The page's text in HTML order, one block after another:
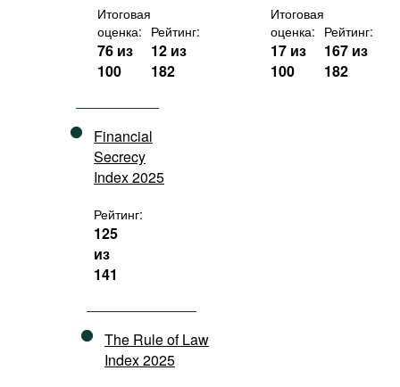
Подкасты
Книжная полка
Итоговая
оценка:
76 из
100
Рейтинг:
12 из
182
Financial
Secrecy
Index 2025
Рейтинг:
125
из
141
The Rule of Law
Index 2025
Итоговая
оценка:
17 из
100
Рейтинг:
167 из
182